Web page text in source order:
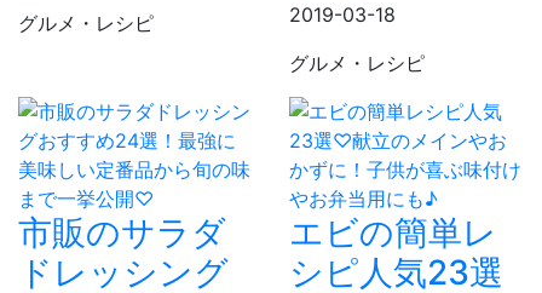
グルメ・レシピ
2019-03-18
グルメ・レシピ
市販のサラダ
ドレッシング
エビの簡単レ
シピ人気23選